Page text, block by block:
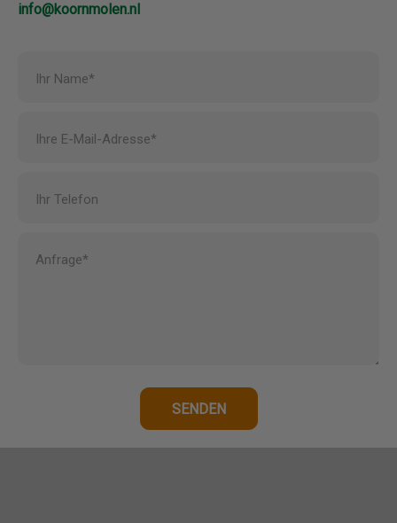
info@koornmolen.nl
Ihr Name*
Ihre E-Mail-Adresse*
Ihr Telefon
Anfrage*